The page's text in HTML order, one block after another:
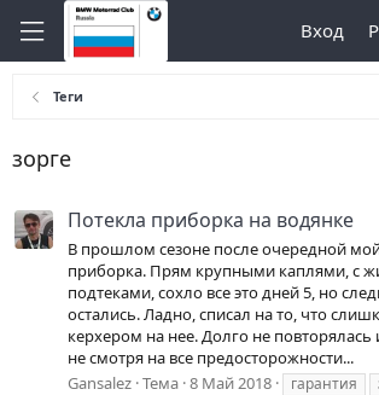
Вход
Теги
зорге
Потекла приборка на водянке
В прошлом сезоне после очередной
приборка. Прям крупными каплями, с
подтеками, сохло все это дней 5, но
остались. Ладно, списал на то, что
керхером на нее. Долго не повторялась
не смотря на все предосторожности...
Gansalez Тема 8 Май 2018 гарантия